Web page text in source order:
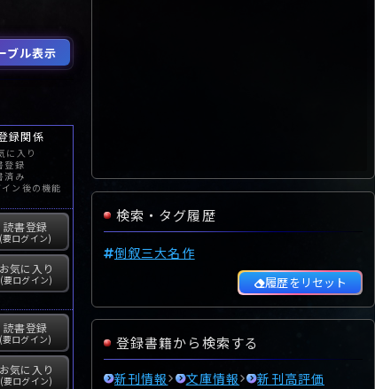
ブル表示
録関係
に入り
登録
済み
ン後の機能
読書登録
(要ログイン)
お気に入り
(要ログイン)
読書登録
(要ログイン)
お気に入り
(要ログイン)
検索・タグ履歴
倒叙三大名作
履歴をリセット
登録書籍から検索する
新刊情報 文庫情報
新刊高評価